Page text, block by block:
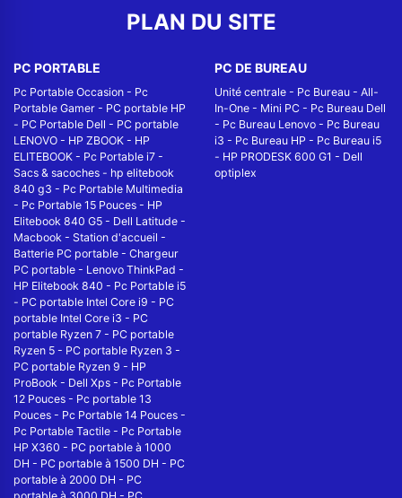
PLAN DU SITE
PC PORTABLE
Pc Portable Occasion - Pc
Portable Gamer - PC portable HP
- PC Portable Dell - PC portable
LENOVO - HP ZBOOK - HP
ELITEBOOK - Pc Portable i7 -
Sacs & sacoches - hp elitebook
840 g3 - Pc Portable Multimedia
- Pc Portable 15 Pouces - HP
Elitebook 840 G5 - Dell Latitude -
Macbook - Station d'accueil -
Batterie PC portable - Chargeur
PC portable - Lenovo ThinkPad -
HP Elitebook 840 - Pc Portable i5
- PC portable Intel Core i9 - PC
portable Intel Core i3 - PC
portable Ryzen 7 - PC portable
Ryzen 5 - PC portable Ryzen 3 -
PC portable Ryzen 9 - HP
ProBook - Dell Xps - Pc Portable
12 Pouces - Pc portable 13
Pouces - Pc Portable 14 Pouces -
Pc Portable Tactile - Pc Portable
HP X360 - PC portable à 1000
DH - PC portable à 1500 DH - PC
portable à 2000 DH - PC
PC DE BUREAU
Unité centrale - Pc Bureau - All-
In-One - Mini PC - Pc Bureau Dell
- Pc Bureau Lenovo - Pc Bureau
i3 - Pc Bureau HP - Pc Bureau i5
- HP PRODESK 600 G1 - Dell
optiplex